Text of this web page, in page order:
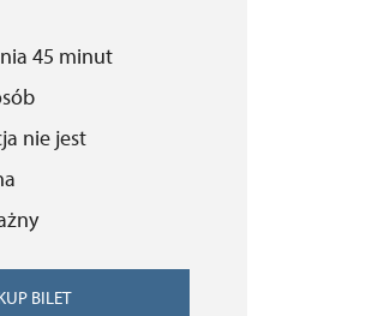
45 minut
nie jest
BILET